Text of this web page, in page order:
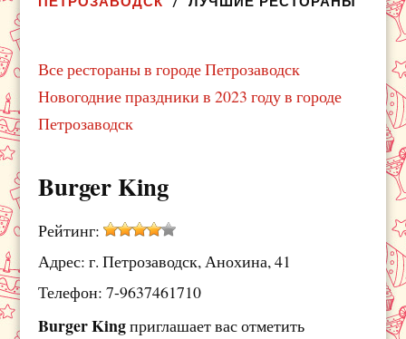
Все рестораны в городе Петрозаводск
Новогодние праздники в 2023 году в городе
Петрозаводск
Burger King
Рейтинг:
Адрес: г. Петрозаводск, Анохина, 41
Телефон: 7-9637461710
Burger Kingприглашает вас отметить